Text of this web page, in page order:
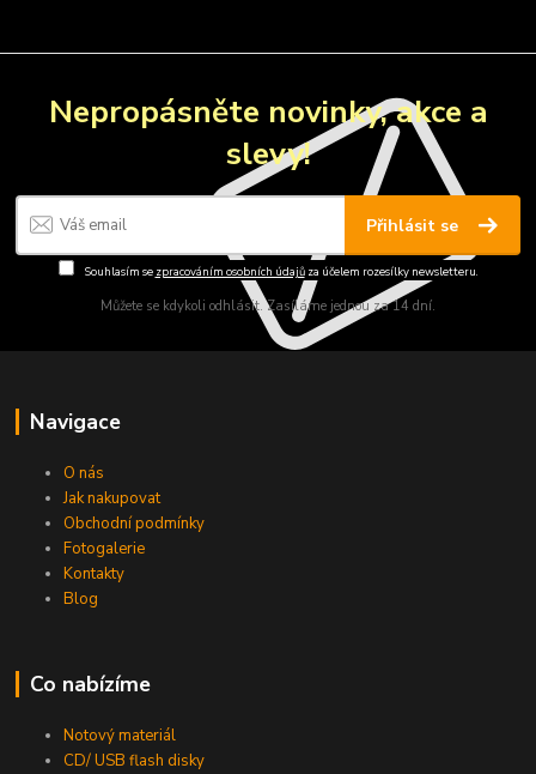
Nepropásněte novinky, akce a
slevy!
Přihlásit se
Souhlasím se zpracováním osobních údajůza účelem rozesílky newsletteru.
Můžete se kdykoli odhlásit. Zasíláme jednou za 14 dní.
Navigace
O nás
Jak nakupovat
Obchodní podmínky
Fotogalerie
Kontakty
Blog
Co nabízíme
Notový materiál
CD/ USB flash disky